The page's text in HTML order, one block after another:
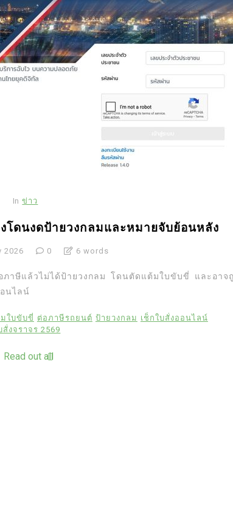
In ข่าว
งโดนงดป้ายวงกลมและหมายจับย้อนหลัง
2026 0 6 words
ภาษีแล้วไม่ได้ป้ายวงกลม โดนตัดแต้มใบขับขี่ และอาจ
นไลน์
ใบขับขี่ ต่อภาษีรถยนต์ ป้ายวงกลม เช็กใบสั่งออนไลน์
สั่งจราจร 2569
Read out all